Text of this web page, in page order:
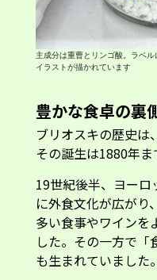
主成分は重曹とリンゴ酸。ラベ
イラストが描かれています
豊かな食卓の裏
ブリオスキの歴史は
その誕生は1880年ま
19世紀後半、ヨー
に外食文化が広がり
多い食事やワインを
した。その一方で「
も生まれていました。